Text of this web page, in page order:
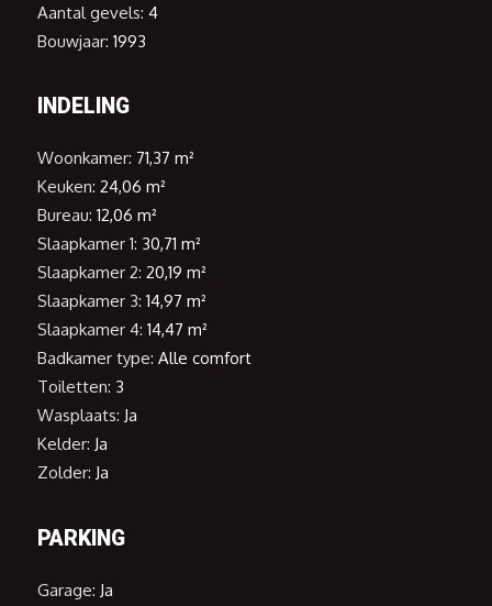
Aantal gevels: 4
Bouwjaar: 1993
INDELING
Woonkamer: 71,37 m²
Keuken: 24,06 m²
Bureau: 12,06 m²
Slaapkamer 1: 30,71 m²
Slaapkamer 2: 20,19 m²
Slaapkamer 3: 14,97 m²
Slaapkamer 4: 14,47 m²
Badkamer type: Alle comfort
Toiletten: 3
Wasplaats: Ja
Kelder: Ja
Zolder: Ja
PARKING
Garage: Ja